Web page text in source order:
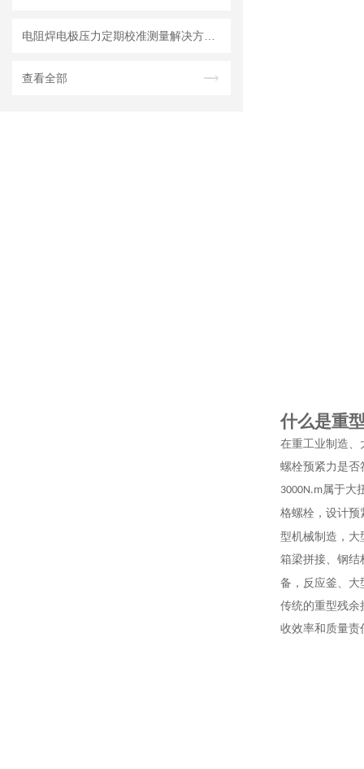
查看全部
什么是重
在重工业制造、
螺栓预紧力是否
3000N.m属于大
格螺栓，设计预
型机械制造，大
箱梁拼接、钢结
备，反应釜、大
传统的重型残余
收效率和质量责